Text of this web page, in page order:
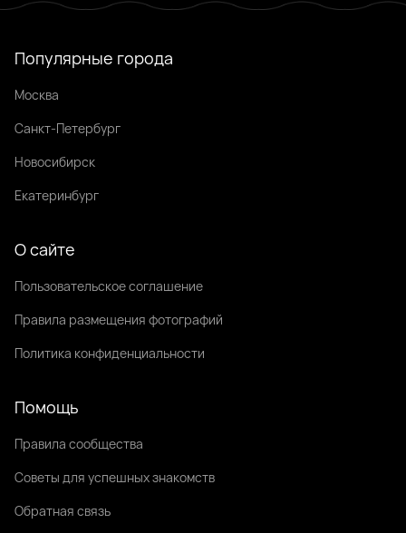
Популярные города
Москва
Санкт-Петербург
Новосибирск
Екатеринбург
О сайте
Пользовательское соглашение
Правила размещения фотографий
Политика конфиденциальности
Помощь
Правила сообщества
Советы для успешных знакомств
Обратная связь